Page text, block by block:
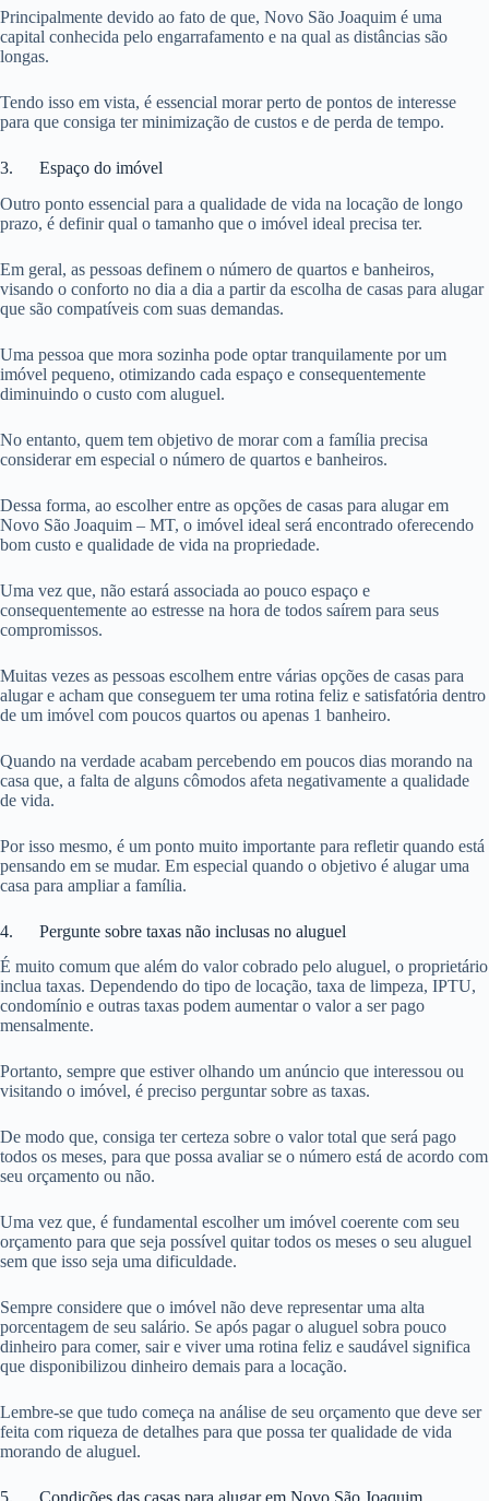
Principalmente devido ao fato de que, Novo São Joaquim é uma
capital conhecida pelo engarrafamento e na qual as distâncias são
longas.
Tendo isso em vista, é essencial morar perto de pontos de interesse
para que consiga ter minimização de custos e de perda de tempo.
3. Espaço do imóvel
Outro ponto essencial para a qualidade de vida na locação de longo
prazo, é definir qual o tamanho que o imóvel ideal precisa ter.
Em geral, as pessoas definem o número de quartos e banheiros,
visando o conforto no dia a dia a partir da escolha de casas para alugar
que são compatíveis com suas demandas.
Uma pessoa que mora sozinha pode optar tranquilamente por um
imóvel pequeno, otimizando cada espaço e consequentemente
diminuindo o custo com aluguel.
No entanto, quem tem objetivo de morar com a família precisa
considerar em especial o número de quartos e banheiros.
Dessa forma, ao escolher entre as opções de casas para alugar em
Novo São Joaquim – MT, o imóvel ideal será encontrado oferecendo
bom custo e qualidade de vida na propriedade.
Uma vez que, não estará associada ao pouco espaço e
consequentemente ao estresse na hora de todos saírem para seus
compromissos.
Muitas vezes as pessoas escolhem entre várias opções de casas para
alugar e acham que conseguem ter uma rotina feliz e satisfatória dentro
de um imóvel com poucos quartos ou apenas 1 banheiro.
Quando na verdade acabam percebendo em poucos dias morando na
casa que, a falta de alguns cômodos afeta negativamente a qualidade
de vida.
Por isso mesmo, é um ponto muito importante para refletir quando está
pensando em se mudar. Em especial quando o objetivo é alugar uma
casa para ampliar a família.
4. Pergunte sobre taxas não inclusas no aluguel
É muito comum que além do valor cobrado pelo aluguel, o proprietário
inclua taxas. Dependendo do tipo de locação, taxa de limpeza, IPTU,
condomínio e outras taxas podem aumentar o valor a ser pago
mensalmente.
Portanto, sempre que estiver olhando um anúncio que interessou ou
visitando o imóvel, é preciso perguntar sobre as taxas.
De modo que, consiga ter certeza sobre o valor total que será pago
todos os meses, para que possa avaliar se o número está de acordo com
seu orçamento ou não.
Uma vez que, é fundamental escolher um imóvel coerente com seu
orçamento para que seja possível quitar todos os meses o seu aluguel
sem que isso seja uma dificuldade.
Sempre considere que o imóvel não deve representar uma alta
porcentagem de seu salário. Se após pagar o aluguel sobra pouco
dinheiro para comer, sair e viver uma rotina feliz e saudável significa
que disponibilizou dinheiro demais para a locação.
Lembre-se que tudo começa na análise de seu orçamento que deve ser
feita com riqueza de detalhes para que possa ter qualidade de vida
morando de aluguel.